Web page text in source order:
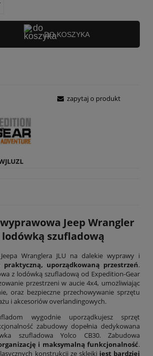
DO KOSZYKA
zapytaj o produkt
Jeep Wrangler
lodówką szufladową
Wranglera JLU na dalekie wyprawy i
praktyczną, uporządkowaną przestrzeń.
z lodówką szufladową od Expedition-Gear
przestrzeni w aucie 4x4, umożliwiając
oraz bezpieczne przechowywanie sprzętu
i akcesoriów overlandingowych.
wygodnie uporządkujesz sprzęt
zabudowy dopełnia dedykowana
szufladowa Yolco CB30. Zabudowa
i maksymalną funkcjonalność.
konstrukcji ze sklejki jest bardziej